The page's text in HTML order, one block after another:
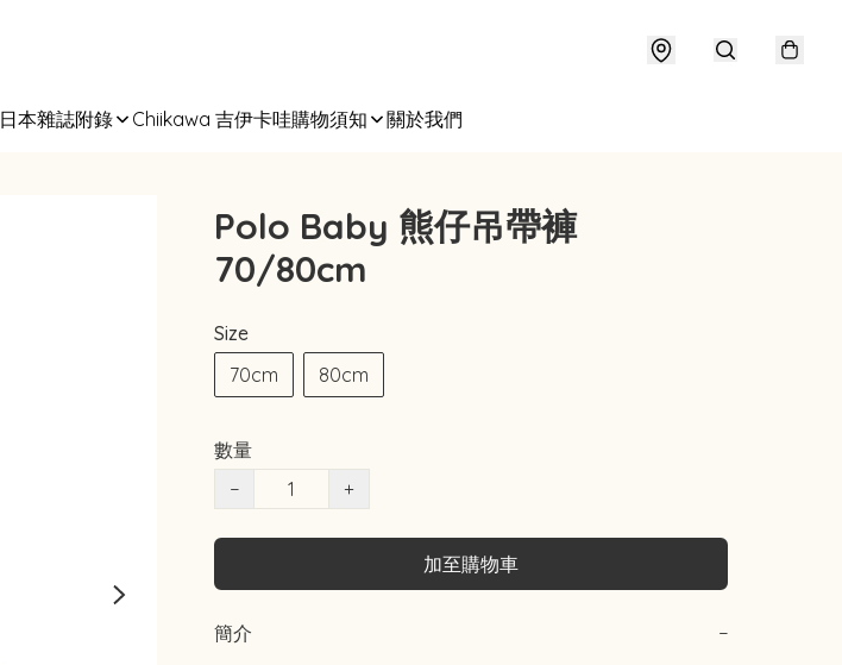
日本雜誌附錄 Chiikawa 吉伊卡哇購物須知 關於我們
Polo Baby 熊仔吊帶褲
70/80cm
Size
70cm
80cm
數量
−
+
加至購物車
簡介 −